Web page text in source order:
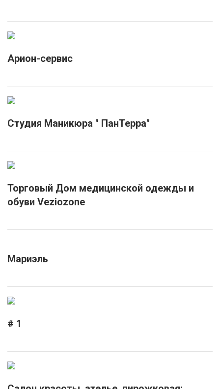
Арион-сервис
Студия Маникюра " ПанТерра"
Торговый Дом медицинской одежды и
обуви Veziozone
Мариэль
# 1